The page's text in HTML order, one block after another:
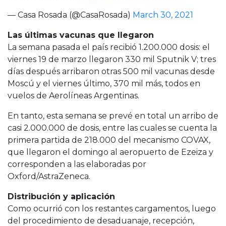
— Casa Rosada (@CasaRosada) March 30, 2021
Las últimas vacunas que llegaron
La semana pasada el país recibió 1.200.000 dosis: el
viernes 19 de marzo llegaron 330 mil Sputnik V; tres
días después arribaron otras 500 mil vacunas desde
Moscú y el viernes último, 370 mil más, todos en
vuelos de Aerolíneas Argentinas.
En tanto, esta semana se prevé en total un arribo de
casi 2.000.000 de dosis, entre las cuales se cuenta la
primera partida de 218.000 del mecanismo COVAX,
que llegaron el domingo al aeropuerto de Ezeiza y
corresponden a las elaboradas por
Oxford/AstraZeneca.
Distribución y aplicación
Como ocurrió con los restantes cargamentos, luego
del procedimiento de desaduanaje, recepción,